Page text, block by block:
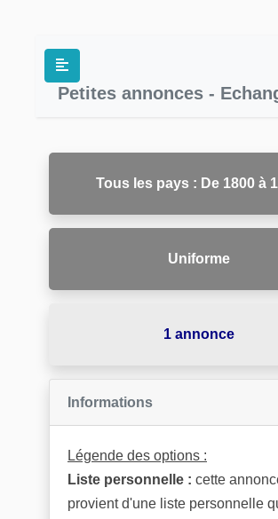
Petites annonces -
Tous les pays : De 1800 à
Uniforme
1 annonce
Informations
Légende des options :
Liste personnelle : cette
provient d'une liste personnelle